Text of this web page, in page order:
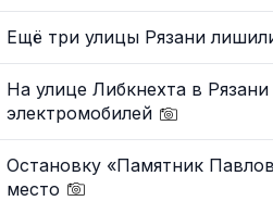
Ещё три улицы Рязани
На улице Либкнехта в
электромобилей
Остановку «Памятник
место